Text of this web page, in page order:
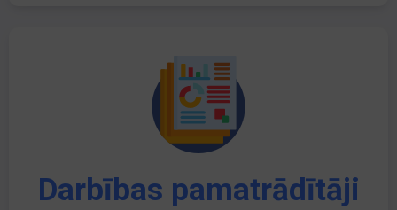
Darbības pamatrādītāji